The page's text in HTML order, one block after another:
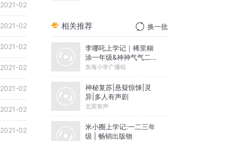
2021-02
2021-02
2021-02
2021-02
2021-02
2021-02
2021-02
相关推荐 换一批
李哪吒上学记｜稀里糊
涂一年级&神神气气二年
级
东海小学广播站
神秘复苏|悬疑惊悚|灵
异|多人有声剧
北冥有声
米小圈上学记:一二三年
级 | 畅销出版物